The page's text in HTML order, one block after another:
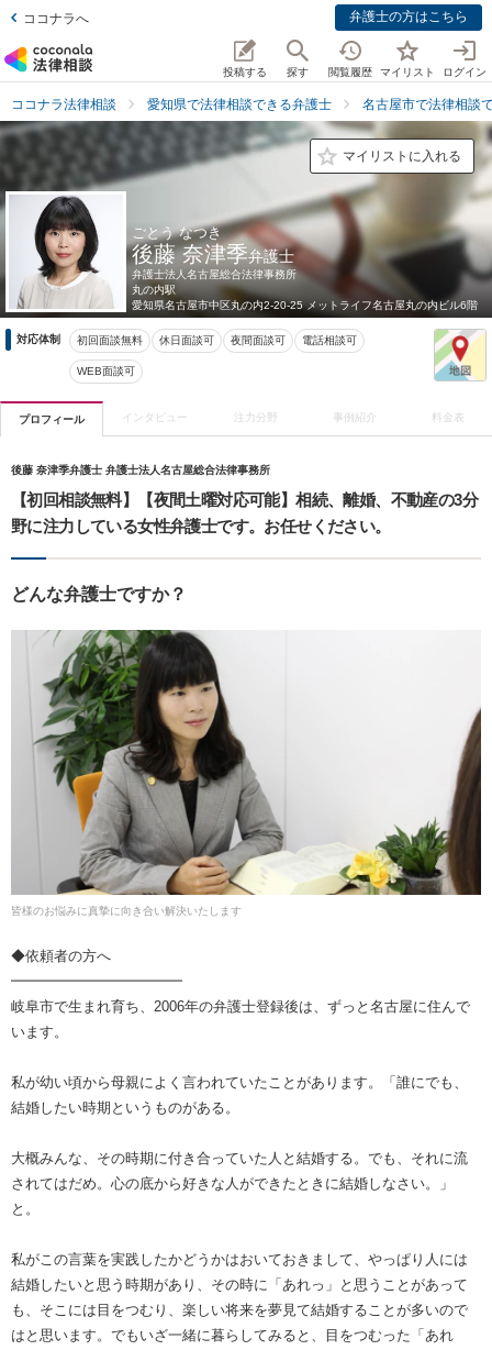
ココナラへ 弁護士の方はこちら
投稿する 探す 閲覧履歴 マイリスト ログイン
ココナラ法律相談 愛知県で法律相談できる弁護士 名古屋市で法律相談
マイリストに入れる
ごとう なつき
後藤 奈津季弁護士
弁護士法人名古屋総合法律事務所
丸の内駅
愛知県名古屋市中区丸の内2-20-25 メットライフ名古屋丸の内ビル6階
対応体制 初回面談無料 休日面談可 夜間面談可 電話相談可
WEB面談可
プロフィール インタビュー 注力分野 事例紹介 料金表
後藤 奈津季弁護士 弁護士法人名古屋総合法律事務所
【初回相談無料】【夜間土曜対応可能】相続、離婚、不動産の3分
野に注力している女性弁護士です。お任せください。
どんな弁護士ですか？
皆様のお悩みに真摯に向き合い解決いたします
◆依頼者の方へ
━━━━━━━━━━━━
岐阜市で生まれ育ち、2006年の弁護士登録後は、ずっと名古屋に住んで
います。
私が幼い頃から母親によく言われていたことがあります。「誰にでも、
結婚したい時期というものがある。
大概みんな、その時期に付き合っていた人と結婚する。でも、それに流
されてはだめ。心の底から好きな人ができたときに結婚しなさい。」
と。
私がこの言葉を実践したかどうかはおいておきまして、やっぱり人には
結婚したいと思う時期があり、その時に「あれっ」と思うことがあって
も、そこには目をつむり、楽しい将来を夢見て結婚することが多いので
はと思います。でもいざ一緒に暮らしてみると、目をつむった「あれ